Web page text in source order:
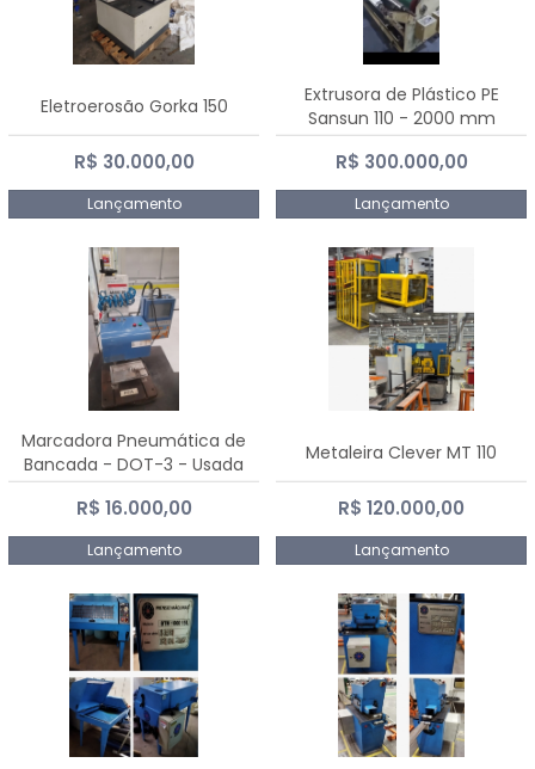
Eletroerosão Gorka 150
R$ 30.000,00
Lançamento
Extrusora de Plástico PE
Sansun 110 - 2000 mm
R$ 300.000,00
Lançamento
Marcadora Pneumática de
Bancada - DOT-3 - Usada
R$ 16.000,00
Lançamento
Metaleira Clever MT 110
R$ 120.000,00
Lançamento